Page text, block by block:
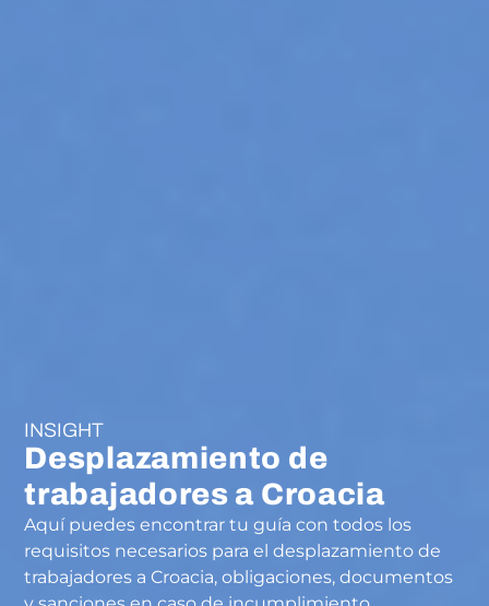
INSIGHT
Desplazamiento de
trabajadores a Croacia
Aquí puedes encontrar tu guía con todos los
requisitos necesarios para el desplazamiento de
trabajadores a Croacia, obligaciones, documentos